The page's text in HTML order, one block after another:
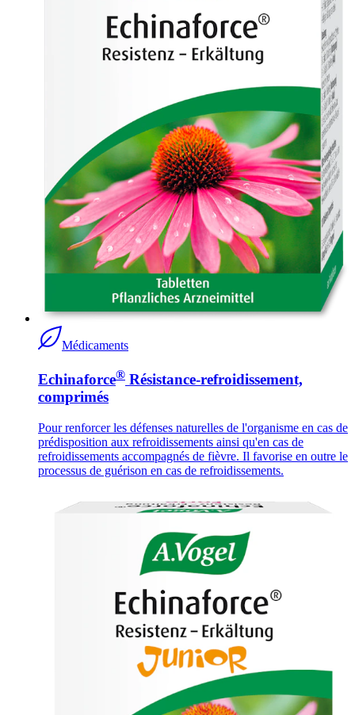
Médicaments
Echinaforce® Résistance-refroidissement,
comprimés
Pour renforcer les défenses naturelles de l'organisme en cas de
prédisposition aux refroidissements ainsi qu'en cas de
refroidissements accompagnés de fièvre. Il favorise en outre le
processus de guérison en cas de refroidissements.